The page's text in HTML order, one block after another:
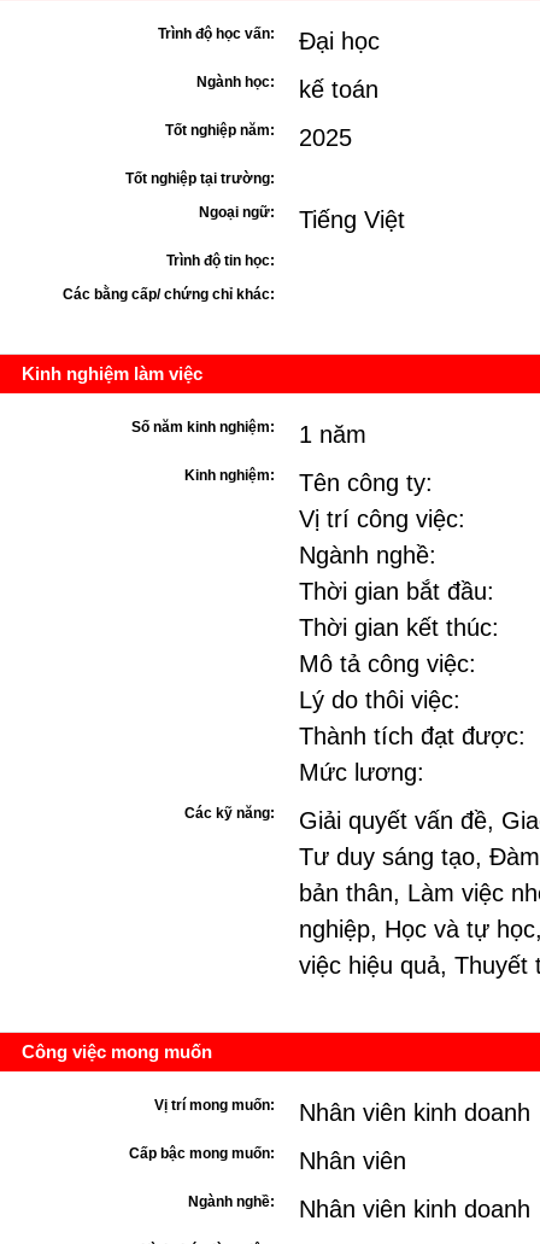
Trình độ học vấn: Đại học
Ngành học: kế toán
Tốt nghiệp năm: 2025
Tốt nghiệp tại trường:
Ngoại ngữ:
Tiếng Việt
Trình độ tin học:
Các bằng cấp/ chứng chỉ khác:
Kinh nghiệm làm việc
Số năm kinh nghiệm: 1 năm
Kinh nghiệm:
Tên công ty:
Vị trí công việc:
Ngành nghề:
Thời gian bắt đầu:
Thời gian kết thúc:
Mô tả công việc:
Lý do thôi việc:
Thành tích đạt được:
Mức lương:
Các kỹ năng:
Giải quyết vấn đề,
Tư duy sáng tạo,
bản thân, Làm việc
nghiệp, Học và tự
việc hiệu quả, Thuyết
Công việc mong muốn
Vị trí mong muốn: Nhân viên kinh doanh
Cấp bậc mong muốn: Nhân viên
Ngành nghề: Nhân viên kinh doanh